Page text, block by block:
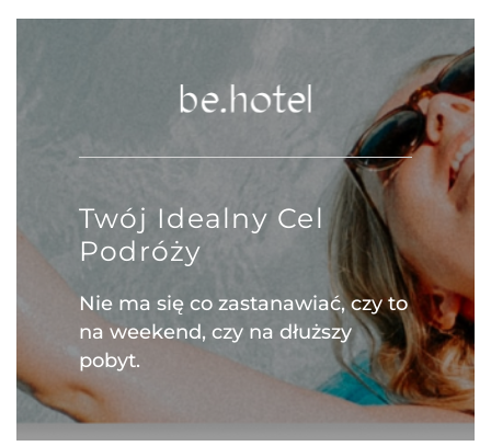
Twój Idealny Cel
Podróży
Nie ma się co zastanawiać, czy to
na weekend, czy na dłuższy
pobyt.